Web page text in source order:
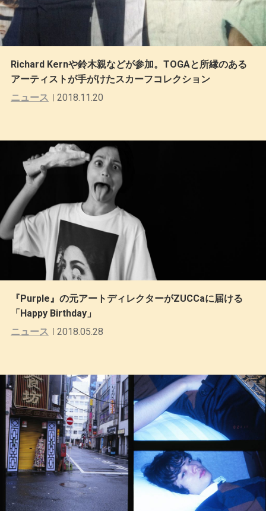
Richard Kernや鈴木親などが参加。TOGAと所縁のある
アーティストが手がけたスカーフコレクション
ニュース
2018.11.20
『Purple』の元アートディレクターがZUCCaに届ける
「Happy Birthday」
ニュース
2018.05.28